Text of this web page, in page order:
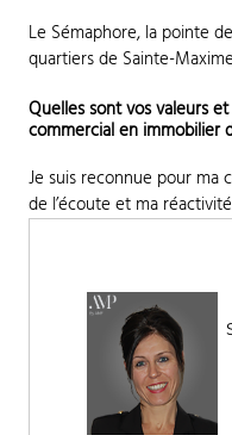
Le Sémaphore, la pointe
quartiers de Sainte-
Quelles sont vos valeurs
commercial en immobilier
Je suis reconnue pour ma
de l’écoute et ma